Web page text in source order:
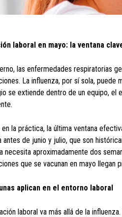
laboral en mayo: la ventana
las enfermedades respiratorias
La influenza, por sí sola,
se extiende dentro de un equipo,
en la práctica, la última ventana
antes de junio y julio, que son
necesita aproximadamente dos
que se vacunan en mayo llegan
aplican en el entorno laboral
laboral va más allá de la